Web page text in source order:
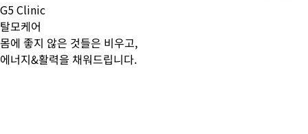
G5 Clinic
탈모케어
몸에 좋지 않은 것들은 비우고,
에너지&활력을 채워드립니다.